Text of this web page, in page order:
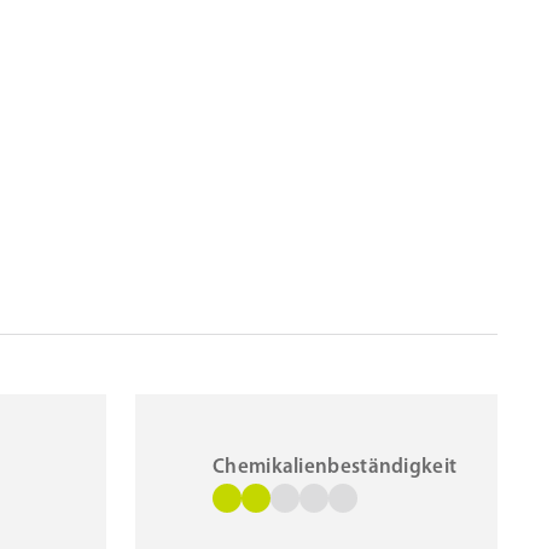
Chemikalienbeständigkeit